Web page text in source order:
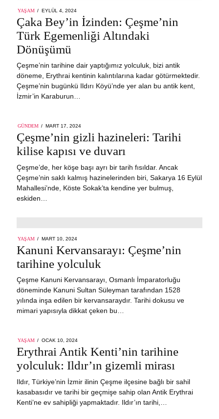
YAŞAM
POSTED
ON
EYLÜL 4, 2024
2024
Çaka Bey’in İzinden: Çeşme’nin
Türk Egemenliği Altındaki
Dönüşümü
Çeşme’nin tarihine dair yaptığımız yolculuk, bizi antik
döneme, Erythrai kentinin kalıntılarına kadar götürmektedir.
Çeşme’nin bugünkü Ildırı Köyü’nde yer alan bu antik kent,
İzmir’in Karaburun…
GÜNDEM
POSTED
ON
MART 17, 2024
Çeşme’nin gizli hazineleri: Tarihi
kilise kapısı ve duvarı
Çeşme’de, her köşe başı ayrı bir tarih fısıldar. Ancak
Çeşme’nin saklı kalmış hazinelerinden biri, Sakarya 16 Eylül
Mahallesi’nde, Köste Sokak’ta kendine yer bulmuş,
eskiden…
YAŞAM
POSTED
MART 10, 2024
2024
Kanuni Kervansarayı: Çeşme’nin
tarihine yolculuk
Çeşme Kanuni Kervansarayı, Osmanlı İmparatorluğu
döneminde Kanuni Sultan Süleyman tarafından 1528
yılında inşa edilen bir kervansaraydır. Tarihi dokusu ve
mimari yapısıyla dikkat çeken bu…
YAŞAM
POSTED
OCAK 10, 2024
Erythrai Antik Kenti’nin tarihine
yolculuk: Ildır’ın gizemli mirası
Ildır, Türkiye’nin İzmir ilinin Çeşme ilçesine bağlı bir sahil
kasabasıdır ve tarihi bir geçmişe sahip olan Antik Erythrai
Kenti’ne ev sahipliği yapmaktadır. Ildır’ın tarihi,…